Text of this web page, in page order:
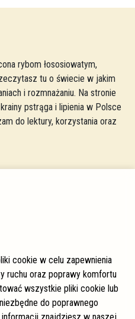
rybom łososiowatym,
tu o świecie w jakim
i rozmnażaniu. Na stronie
pstrąga i lipienia w Polsce
do lektury, korzystania oraz
cookie w celu zapewnienia
ruchu oraz poprawy komfortu
wszystkie pliki cookie lub
do poprawnego
znajdziesz w naszej